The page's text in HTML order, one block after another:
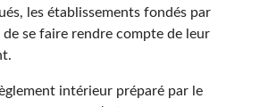
les établissements fondés par
de se faire rendre compte de leur
intérieur préparé par le